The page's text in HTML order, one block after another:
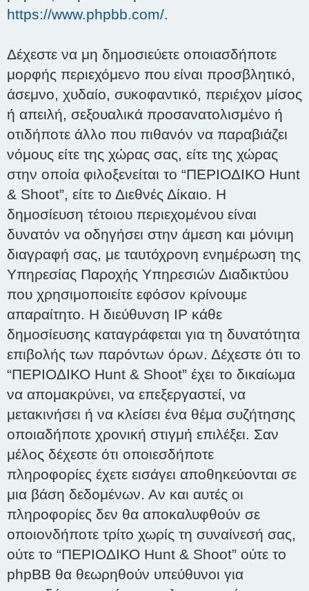
https://www.phpbb.com/.
Δέχεστε να μη δημοσιεύετε οποιασδήποτε
μορφής περιεχόμενο που είναι προσβλητικό,
άσεμνο, χυδαίο, συκοφαντικό, περιέχον μίσος
ή απειλή, σεξουαλικά προσανατολισμένο ή
οτιδήποτε άλλο που πιθανόν να παραβιάζει
νόμους είτε της χώρας σας, είτε της χώρας
στην οποία φιλοξενείται το “ΠΕΡΙΟΔΙΚΟ Hunt
& Shoot”, είτε το Διεθνές Δίκαιο. Η
δημοσίευση τέτοιου περιεχομένου είναι
δυνατόν να οδηγήσει στην άμεση και μόνιμη
διαγραφή σας, με ταυτόχρονη ενημέρωση της
Υπηρεσίας Παροχής Υπηρεσιών Διαδικτύου
που χρησιμοποιείτε εφόσον κρίνουμε
απαραίτητο. Η διεύθυνση IP κάθε
δημοσίευσης καταγράφεται για τη δυνατότητα
επιβολής των παρόντων όρων. Δέχεστε ότι το
“ΠΕΡΙΟΔΙΚΟ Hunt & Shoot” έχει το δικαίωμα
να απομακρύνει, να επεξεργαστεί, να
μετακινήσει ή να κλείσει ένα θέμα συζήτησης
οποιαδήποτε χρονική στιγμή επιλέξει. Σαν
μέλος δέχεστε ότι οποιεσδήποτε
πληροφορίες έχετε εισάγει αποθηκεύονται σε
μια βάση δεδομένων. Αν και αυτές οι
πληροφορίες δεν θα αποκαλυφθούν σε
οποιονδήποτε τρίτο χωρίς τη συναίνεσή σας,
ούτε το “ΠΕΡΙΟΔΙΚΟ Hunt & Shoot” ούτε το
phpBB θα θεωρηθούν υπεύθυνοι για